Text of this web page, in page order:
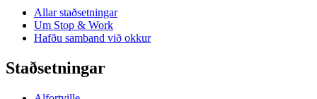
Allar staðsetningar
Um Stop & Work
Hafðu samband við okkur
Staðsetningar